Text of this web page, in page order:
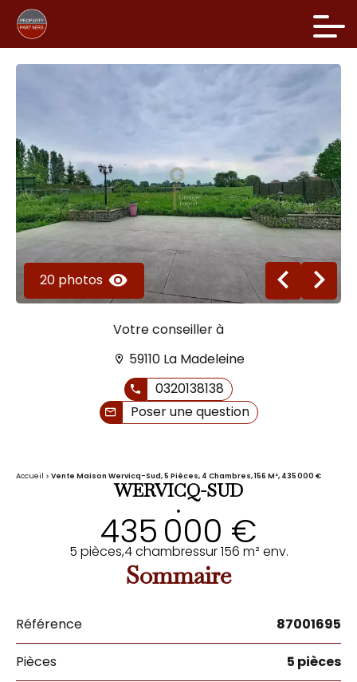
20 photos
Votre conseiller à
59110 La Madeleine
0320138138
Poser une question
Accueil Vente Maison Wervicq-Sud, 5 Pièces, 4 Chambres, 156 M², 435 000 €
WERVICQ-SUD
•
435 000 €
5 pièces,4 chambressur 156 m² env.
Sommaire
Référence 87001695
Pièces 5 pièces